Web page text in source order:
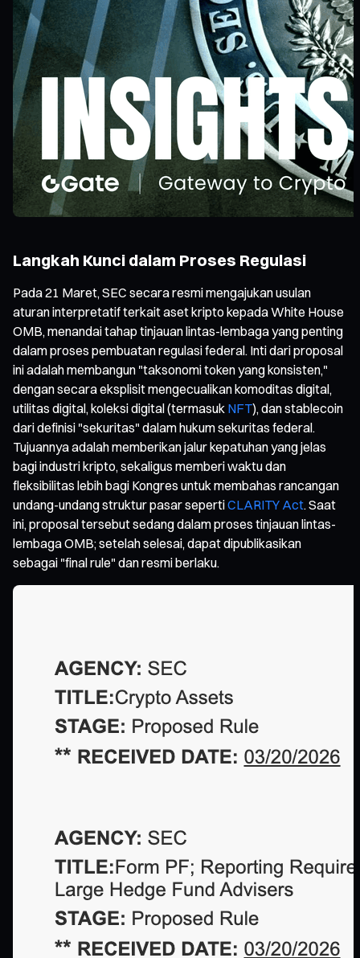
Langkah Kunci dalam Proses Regulasi
Pada 21 Maret, SEC secara resmi mengajukan usulan
aturan interpretatif terkait aset kripto kepada White House
OMB, menandai tahap tinjauan lintas-lembaga yang penting
dalam proses pembuatan regulasi federal. Inti dari proposal
ini adalah membangun "taksonomi token yang konsisten,"
dengan secara eksplisit mengecualikan komoditas digital,
utilitas digital, koleksi digital (termasuk NFT), dan stablecoin
dari definisi "sekuritas" dalam hukum sekuritas federal.
Tujuannya adalah memberikan jalur kepatuhan yang jelas
bagi industri kripto, sekaligus memberi waktu dan
fleksibilitas lebih bagi Kongres untuk membahas rancangan
undang-undang struktur pasar sepertiCLARITY Act. Saat
ini, proposal tersebut sedang dalam proses tinjauan lintas-
lembaga OMB; setelah selesai, dapat dipublikasikan
sebagai "final rule" dan resmi berlaku.